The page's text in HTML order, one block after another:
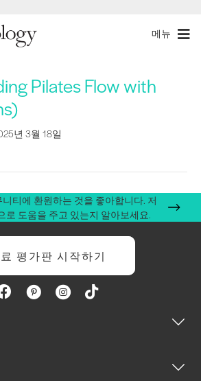
메뉴
Pilates Flow with
년 3월 18일
니티에 환원하는 것을 좋아합니다. 저
로 도움을 주고 있는지 알아보세요.
평가판 시작하기